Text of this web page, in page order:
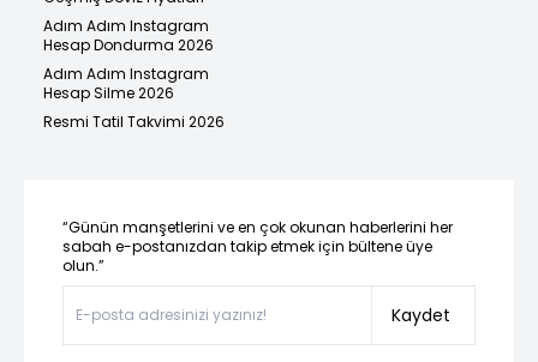
Adım Adım Instagram
Hesap Dondurma 2026
Adım Adım Instagram
Hesap Silme 2026
Resmi Tatil Takvimi 2026
“Günün manşetlerini ve en çok okunan haberlerini her
sabah e-postanızdan takip etmek için bültene üye
olun.”
Kaydet